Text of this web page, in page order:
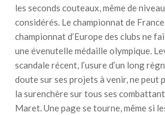
les seconds couteaux, même de
considérés. Le championnat de
championnat d’Europe des clubs ne
une évenutelle médaille olympique.
scandale récent, l’usure d’un long
doute sur ses projets à venir, ne peut
la surenchère sur tous ses
Maret. Une page se tourne, même si